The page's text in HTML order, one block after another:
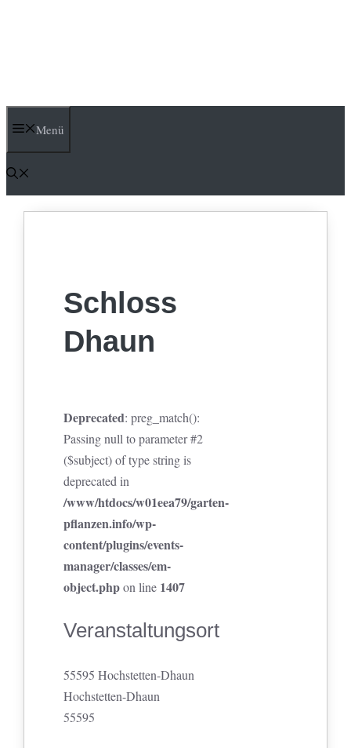
Menü
Schloss
Dhaun
Deprecated: preg_match():
Passing null to parameter #2
($subject) of type string is
deprecated in
/www/htdocs/w01eea79/garten-
pflanzen.info/wp-
content/plugins/events-
manager/classes/em-
object.phpon line 1407
Veranstaltungsort
55595 Hochstetten-Dhaun
Hochstetten-Dhaun
55595